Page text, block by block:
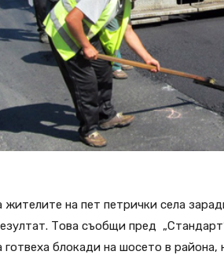
жителите на пет петрички села
Това съобщи пред
блокади на шосето в